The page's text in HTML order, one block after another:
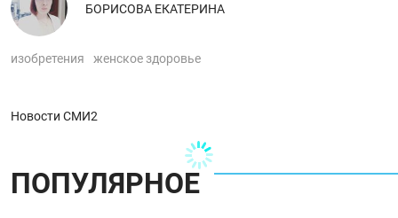
БОРИСОВА ЕКАТЕРИНА
изобретения женское здоровье
Новости СМИ2
ПОПУЛЯРНОЕ